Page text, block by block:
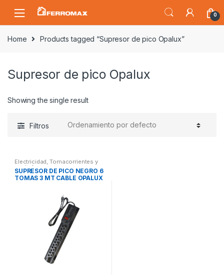
la
navegación
contenido
0
Home Products tagged “Supresor de pico Opalux”
Supresor de pico Opalux
Showing the single result
Filtros
Electricidad,Tomacorrientes y
enchufes
SUPRESOR DE PICO NEGRO 6
TOMAS 3 MT CABLE OPALUX